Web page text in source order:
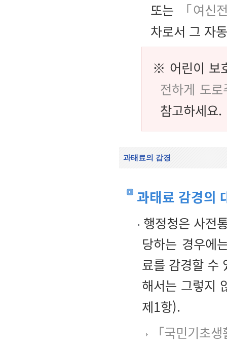
또는
「여신
차로서 그 자
※ 어린이 보
전하게 도
참고하세요.
과태료의 감경
과태료 감경의
행정청은 사전
당하는 경우에
료를 감경할 수
해서는 그렇지
제1항).
「국민기초